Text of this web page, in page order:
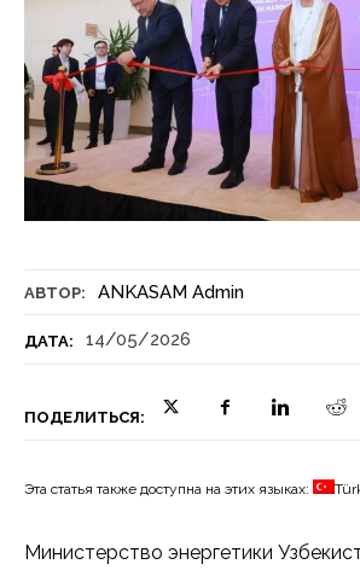
АВТОР: ANKASAM Admin
ДАТА: 14/05/2026
ПОДЕЛИТЬСЯ:
Эта статья также доступна на этих языках:
Министерство энергетики